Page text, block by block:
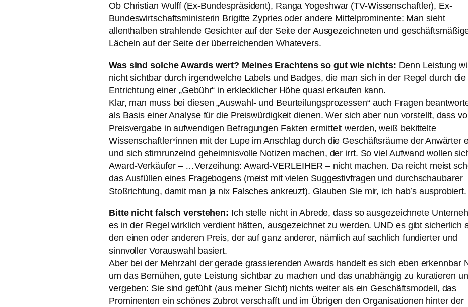
Ob Christian Wulff (Ex-Bundespräsident), Ranga Yogeshwar (TV-Wissenschaftler), Ex-
Bundeswirtschaftsministerin Brigitte Zypries oder andere Mittelprominente: Man sieht
allenthalben strahlende Gesichter auf der Seite der Ausgezeichneten und
Lächeln auf der Seite der überreichenden Whatevers.
Was sind solche Awards wert? Meines Erachtens so gut wie nichts: Denn Leistung
nicht sichtbar durch irgendwelche Labels und Badges, die man sich in der Regel durch die
Entrichtung einer „Gebühr“ in erklecklicher Höhe quasi erkaufen kann.
Klar, man muss bei diesen „Auswahl- und Beurteilungsprozessen“ auch Fragen
als Basis einer Analyse für die Preiswürdigkeit dienen. Wer sich aber nun vorstellt, dass
Preisvergabe in aufwendigen Befragungen Fakten ermittelt werden, weiß bekittelte
Wissenschaftler*innen mit der Lupe im Anschlag durch die Geschäftsräume der Anwärter
und sich stirnrunzelnd geheimnisvolle Notizen machen, der irrt. So viel Aufwand wollen
Award-Verkäufer – …Verzeihung: Award-VERLEIHER – nicht machen. Da reicht meist
das Ausfüllen eines Fragebogens (meist mit vielen Suggestivfragen und durchschaubarer
Stoßrichtung, damit man ja nix Falsches ankreuzt). Glauben Sie mir, ich hab’s ausprobiert.
Bitte nicht falsch verstehen: Ich stelle nicht in Abrede, dass so ausgezeichnete
es in der Regel wirklich verdient hätten, ausgezeichnet zu werden. UND es gibt sicherlich
den einen oder anderen Preis, der auf ganz anderer, nämlich auf sachlich fundierter und
sinnvoller Vorauswahl basiert.
Aber bei der Mehrzahl der gerade grassierenden Awards handelt es sich eben erkennbar
um das Bemühen, gute Leistung sichtbar zu machen und das unabhängig zu kuratieren
vergeben: Sie sind gefühlt (aus meiner Sicht) nichts weiter als ein Geschäftsmodell, das
Prominenten ein schönes Zubrot verschafft und im Übrigen den Organisationen hinter der